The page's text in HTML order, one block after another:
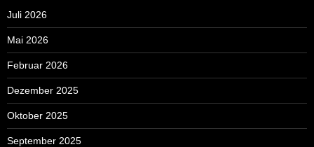
Juli 2026
Mai 2026
Februar 2026
Dezember 2025
Oktober 2025
September 2025